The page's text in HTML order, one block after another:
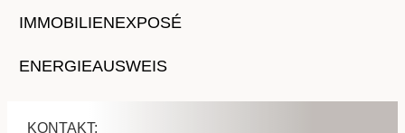
IMMOBILIENEXPOSÉ
ENERGIEAUSWEIS
KONTAKT: